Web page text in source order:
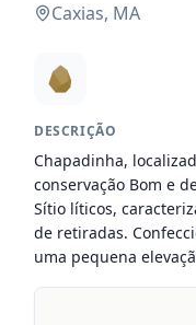
Caxias, MA
DESCRIÇÃO
Chapadinha,
conservação Bom e
Sítio líticos,
de retiradas.
uma pequena